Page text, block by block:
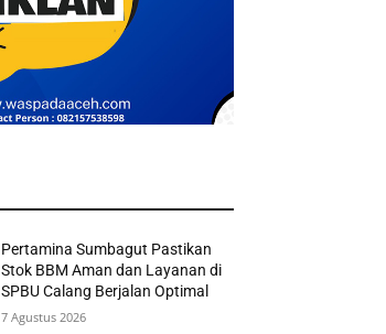
Pertamina Sumbagut Pastikan
Stok BBM Aman dan Layanan di
SPBU Calang Berjalan Optimal
7 Agustus 2026